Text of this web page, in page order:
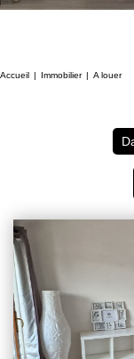
Accueil Immobilier A louer